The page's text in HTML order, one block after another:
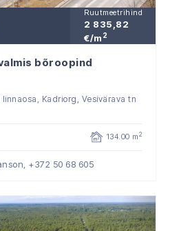
Ruutmeetrihind
2 835,82
€/m 2
bõroopind
Kadriorg, Vesivärava tn
134.00 m 2
+372 50 68 605